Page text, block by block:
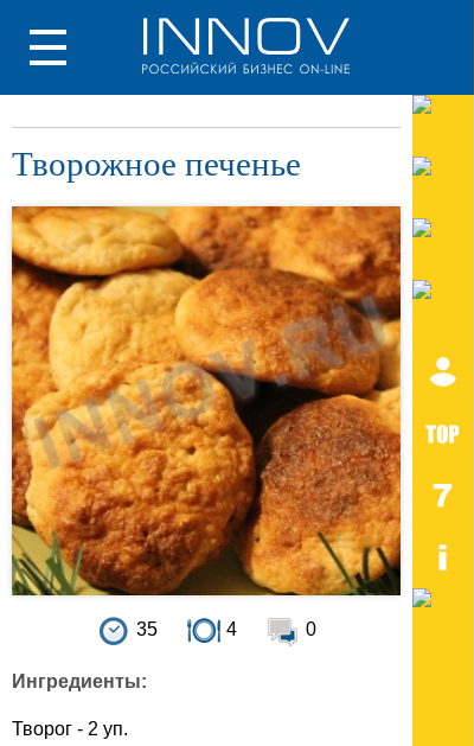
Творожное печенье
35 4 0
Ингредиенты:
Творог - 2 уп.